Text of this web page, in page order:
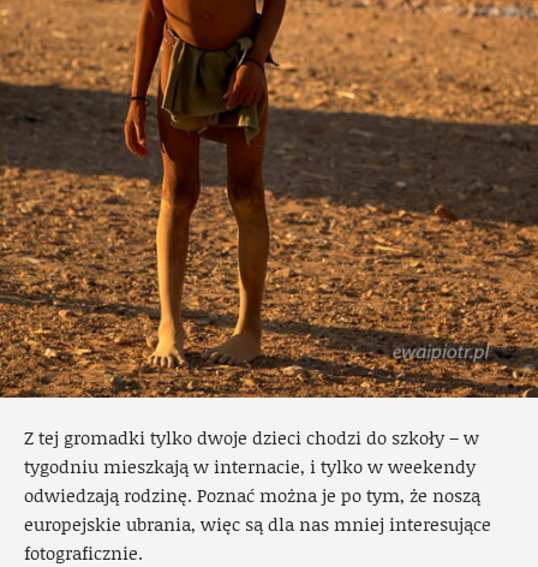
Z tej gromadki tylko dwoje dzieci chodzi do szkoły – w
tygodniu mieszkają w internacie, i tylko w weekendy
odwiedzają rodzinę. Poznać można je po tym, że noszą
europejskie ubrania, więc są dla nas mniej interesujące
fotograficznie.